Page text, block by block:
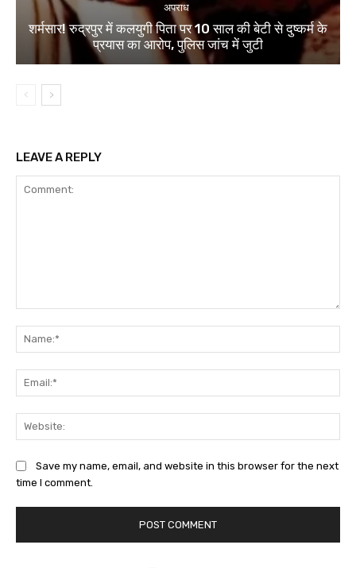
अपराध
शर्मसार! रुद्रपुर में कलयुगी पिता पर 10 साल की बेटी से दुष्कर्म के
प्रयास का आरोप, पुलिस जांच में जुटी
LEAVE A REPLY
Save my name, email, and website in this browser for the next
time I comment.